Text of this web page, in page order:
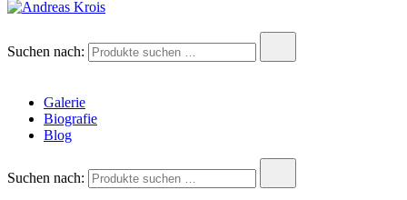
Suchen nach:
Galerie
Biografie
Blog
Suchen nach: